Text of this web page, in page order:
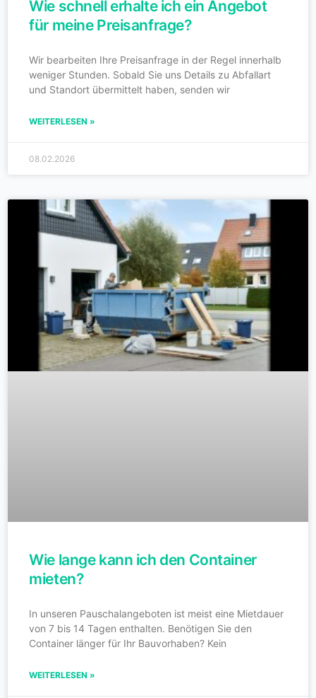
Wie schnell erhalte ich ein Angebot
für meine Preisanfrage?
Wir bearbeiten Ihre Preisanfrage in der Regel innerhalb
weniger Stunden. Sobald Sie uns Details zu Abfallart
und Standort übermittelt haben, senden wir
WEITERLESEN »
08.02.2026
Wie lange kann ich den Container
mieten?
In unseren Pauschalangeboten ist meist eine Mietdauer
von 7 bis 14 Tagen enthalten. Benötigen Sie den
Container länger für Ihr Bauvorhaben? Kein
WEITERLESEN »